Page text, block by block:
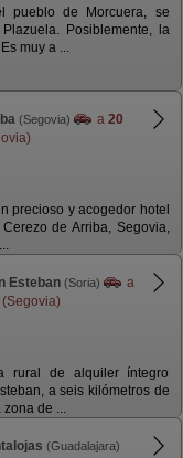
pueblo de Morcuera, se
Posiblemente, la
muy a ...
(Segovia) a 20
precioso y acogedor hotel
de Arriba, Segovia,
Esteban (Soria)
a
rural de alquiler íntegro
a seis kilómetros de
zona de ...
(Guadalajara)